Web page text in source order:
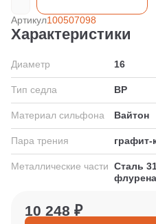
Артикул100507098
Характеристики
Диаметр 16
Тип седла BP
Материал сильфона Вайтон
Пара трения графит-
Металлические части Сталь
флурена
10 248 ₽